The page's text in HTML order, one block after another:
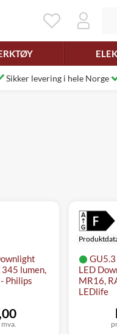
Sikker levering i hele Norge
lumen,
Philips
LED
MR16,
LEDlife